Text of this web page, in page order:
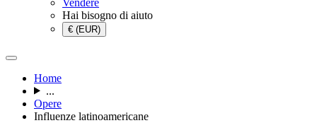
Hai bisogno di aiuto
€ (EUR)
Home
...
Opere
Influenze latinoamericane